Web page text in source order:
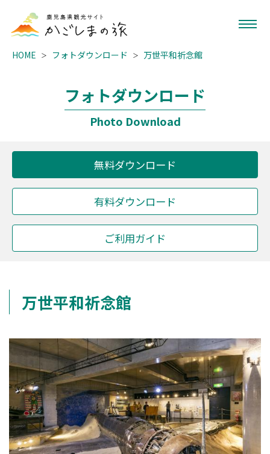
HOME フォトダウンロード 万世平和祈念館
フォトダウンロード
Photo Download
無料ダウンロード
有料ダウンロード
ご利用ガイド
万世平和祈念館